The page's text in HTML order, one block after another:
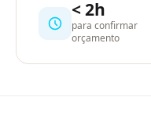
< 2h
para confirmar
orçamento